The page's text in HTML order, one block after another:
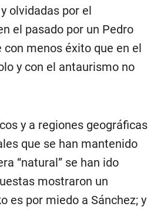
olvidadas por el
el pasado por un Pedro
menos éxito que en el
y con el antaurismo no
y a regiones geográficas
que se han mantenido
“natural” se han ido
mostraron un
es por miedo a Sánchez; y